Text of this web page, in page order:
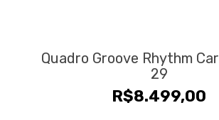
Quadro Groove Rhythm
29
R$8.499,00